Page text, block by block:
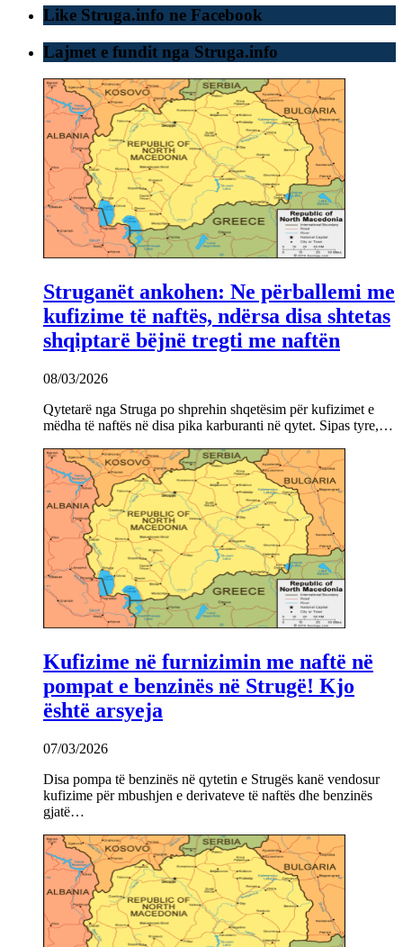
Like Struga.info ne Facebook
Lajmet e fundit nga Struga.info
Struganët ankohen: Ne përballemi me
kufizime të naftës, ndërsa disa shtetas
shqiptarë bëjnë tregti me naftën
08/03/2026
Qytetarë nga Struga po shprehin shqetësim për kufizimet e
mëdha të naftës në disa pika karburanti në qytet. Sipas tyre,…
Kufizime në furnizimin me naftë në
pompat e benzinës në Strugë! Kjo
është arsyeja
07/03/2026
Disa pompa të benzinës në qytetin e Strugës kanë vendosur
kufizime për mbushjen e derivateve të naftës dhe benzinës
gjatë…